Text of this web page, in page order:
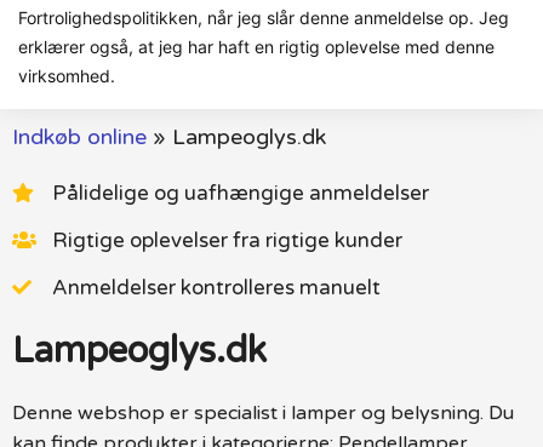
Fortrolighedspolitikken, når jeg slår denne anmeldelse op. Jeg
erklærer også, at jeg har haft en rigtig oplevelse med denne
virksomhed.
Indkøb online » Lampeoglys.dk
Pålidelige og uafhængige anmeldelser
Rigtige oplevelser fra rigtige kunder
Anmeldelser kontrolleres manuelt
Lampeoglys.dk
Denne webshop er specialist i lamper og belysning. Du